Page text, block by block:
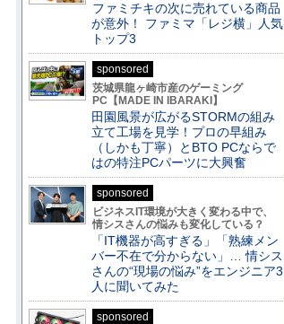
ファミチキの次に売れている商品
が意外！ ファミマ「レジ横」人気
トップ3
sponsored
茨城県龍ヶ崎市産のゲーミング
PC【MADE IN IBARAKI】
田園風景が広がるSTORMの組み
立て工場を見学！プロの早組み
（しかも丁寧）とBTO PCならで
はの特注PCパーツに大興奮
sponsored
ビジネスIT環境が大きく変わる中で、
情シスさんの悩みも変化している？
「IT機器が高すぎる」「熟練メン
バー不在で分からない」… 情シス
さんの“現場の悩み”をエンジニア3
人に聞いてみた
sponsored